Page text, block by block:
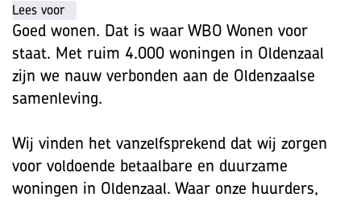
Lees voor
Goed wonen. Dat is waar WBO Wonen voor
staat. Met ruim 4.000 woningen in Oldenzaal
zijn we nauw verbonden aan de Oldenzaalse
samenleving.
Wij vinden het vanzelfsprekend dat wij zorgen
voor voldoende betaalbare en duurzame
woningen in Oldenzaal. Waar onze huurders,